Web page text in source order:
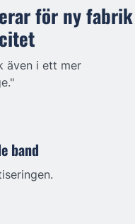
för ny fabrik
även i ett mer
band